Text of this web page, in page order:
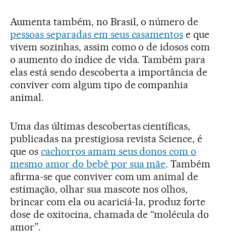
Aumenta também, no Brasil, o número de
pessoas separadas em seus casamentos e que
vivem sozinhas, assim como o de idosos com
o aumento do índice de vida. Também para
elas está sendo descoberta a importância de
conviver com algum tipo de companhia
animal.
Uma das últimas descobertas científicas,
publicadas na prestigiosa revista Science, é
que os cachorros amam seus donos com o
mesmo amor do bebê por sua mãe. Também
afirma-se que conviver com um animal de
estimação, olhar sua mascote nos olhos,
brincar com ela ou acariciá-la, produz forte
dose de oxitocina, chamada de “molécula do
amor”.